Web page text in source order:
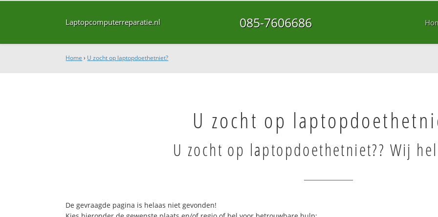
Laptopcomputerreparatie.nl 085-7606686
Home › U zocht op laptopdoethetniet?
U zocht op
U zocht op laptopdoethetniet?? Wij
De gevraagde pagina is helaas niet gevonden!